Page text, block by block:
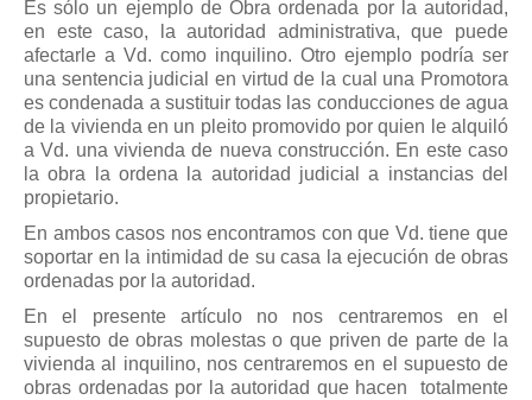
Es sólo un ejemplo de Obra ordenada por la autoridad,
en este caso, la autoridad administrativa, que puede
afectarle a Vd. como inquilino. Otro ejemplo podría ser
una sentencia judicial en virtud de la cual una Promotora
es condenada a sustituir todas las conducciones de agua
de la vivienda en un pleito promovido por quien le alquiló
a Vd. una vivienda de nueva construcción. En este caso
la obra la ordena la autoridad judicial a instancias del
propietario.
En ambos casos nos encontramos con que Vd. tiene que
soportar en la intimidad de su casa la ejecución de obras
ordenadas por la autoridad.
En el presente artículo no nos centraremos en el
supuesto de obras molestas o que priven de parte de la
vivienda al inquilino, nos centraremos en el supuesto de
obras ordenadas por la autoridad que hacen totalmente